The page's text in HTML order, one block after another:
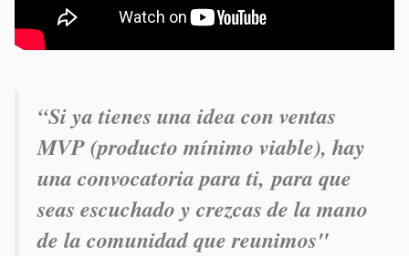
“Si ya tienes una idea con ventas
MVP (producto mínimo viable), hay
una convocatoria para ti, para que
seas escuchado y crezcas de la mano
de la comunidad que reunimos"